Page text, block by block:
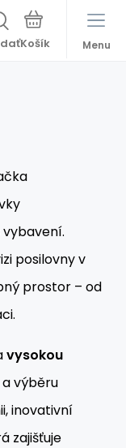
Menu
posilovny v
prostor – od
vysokou
a výběru
inovativní
zajišťuje